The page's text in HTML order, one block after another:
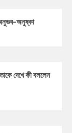
অনুভব-অনুষ্কা
দেখে কী বললেন